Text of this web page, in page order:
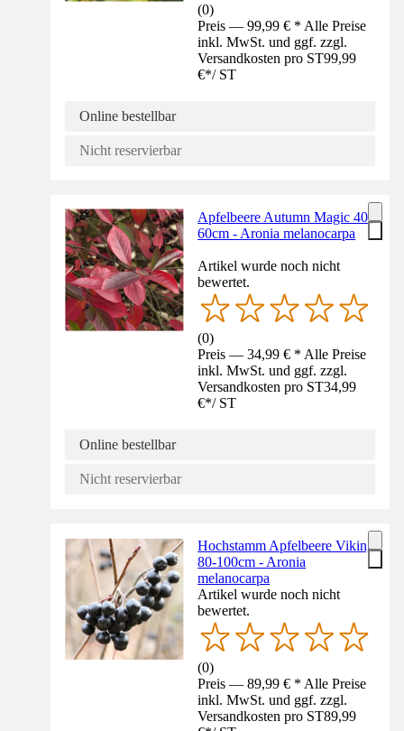
(0)
Preis — 99,99 € * Alle Preise
inkl. MwSt. und ggf. zzgl.
Versandkosten pro ST99,99
€*/ ST
Online bestellbar
Nicht reservierbar
Apfelbeere Autumn Magic 40-
60cm - Aronia melanocarpa
Artikel wurde noch nicht
bewertet.
(0)
Preis — 34,99 € * Alle Preise
inkl. MwSt. und ggf. zzgl.
Versandkosten pro ST34,99
€*/ ST
Online bestellbar
Nicht reservierbar
Hochstamm Apfelbeere Viking
80-100cm - Aronia
melanocarpa
Artikel wurde noch nicht
bewertet.
(0)
Preis — 89,99 € * Alle Preise
inkl. MwSt. und ggf. zzgl.
Versandkosten pro ST89,99